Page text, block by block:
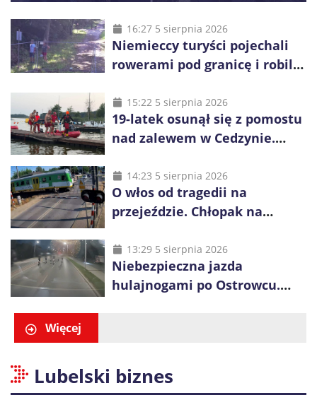
16:27 5 sierpnia 2026
Niemieccy turyści pojechali
rowerami pod granicę i robili
15:22 5 sierpnia 2026
19-latek osunął się z pomostu
nad zalewem w Cedzynie.
życie14:23 5 sierpnia 2026
O włos od tragedii na
przejeździe. Chłopak na
nadjeżdżający pociąg
13:29 5 sierpnia 2026
Niebezpieczna jazda
hulajnogami po Ostrowcu.
Więcej
Lubelski biznes